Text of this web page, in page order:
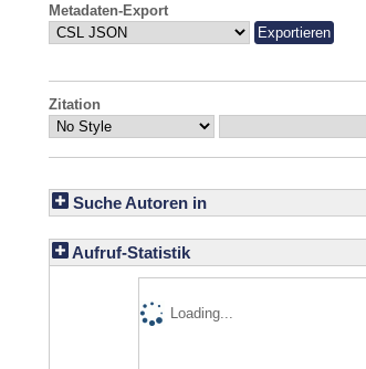
Metadaten-Export
Zitation
Suche Autoren in
Aufruf-Statistik
Loading...